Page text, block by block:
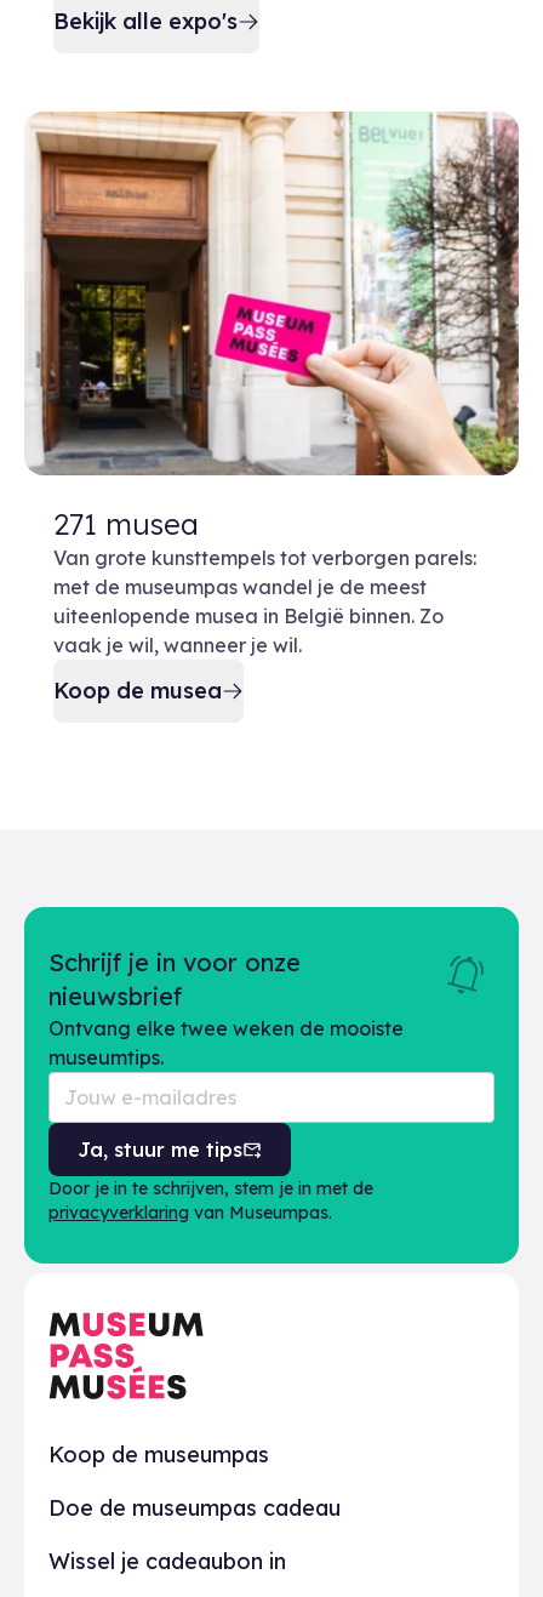
Bekijk alle expo's
271 musea
Van grote kunsttempels tot verborgen parels:
met de museumpas wandel je de meest
uiteenlopende musea in België binnen. Zo
vaak je wil, wanneer je wil.
Koop de musea
Praktisch
Koop de museumpas
Doe de museumpas cadeau
Wissel je cadeaubon in
Schrijf je in voor onze
nieuwsbrief
Ontvang elke twee weken de mooiste
museumtips.
Ja, stuur me tips
Door je in te schrijven, stem je in met de
privacyverklaring van Museumpas.